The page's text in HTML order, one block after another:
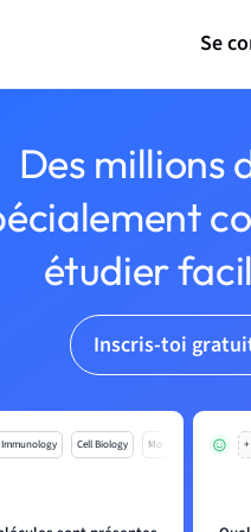
Se
Des millions
étudier
Inscris-toi
Immunology Cell Biology Mo